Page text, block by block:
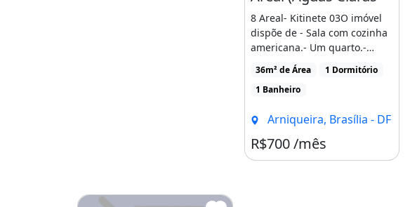
8 Areal- Kitinete 03O imóvel
dispõe de - Sala com cozinha
americana.- Um quarto.-
Banheiro social [...]
36m² de Área
1 Dormitório
1 Banheiro
Arniqueira, Brasília - DF
R$700 /mês